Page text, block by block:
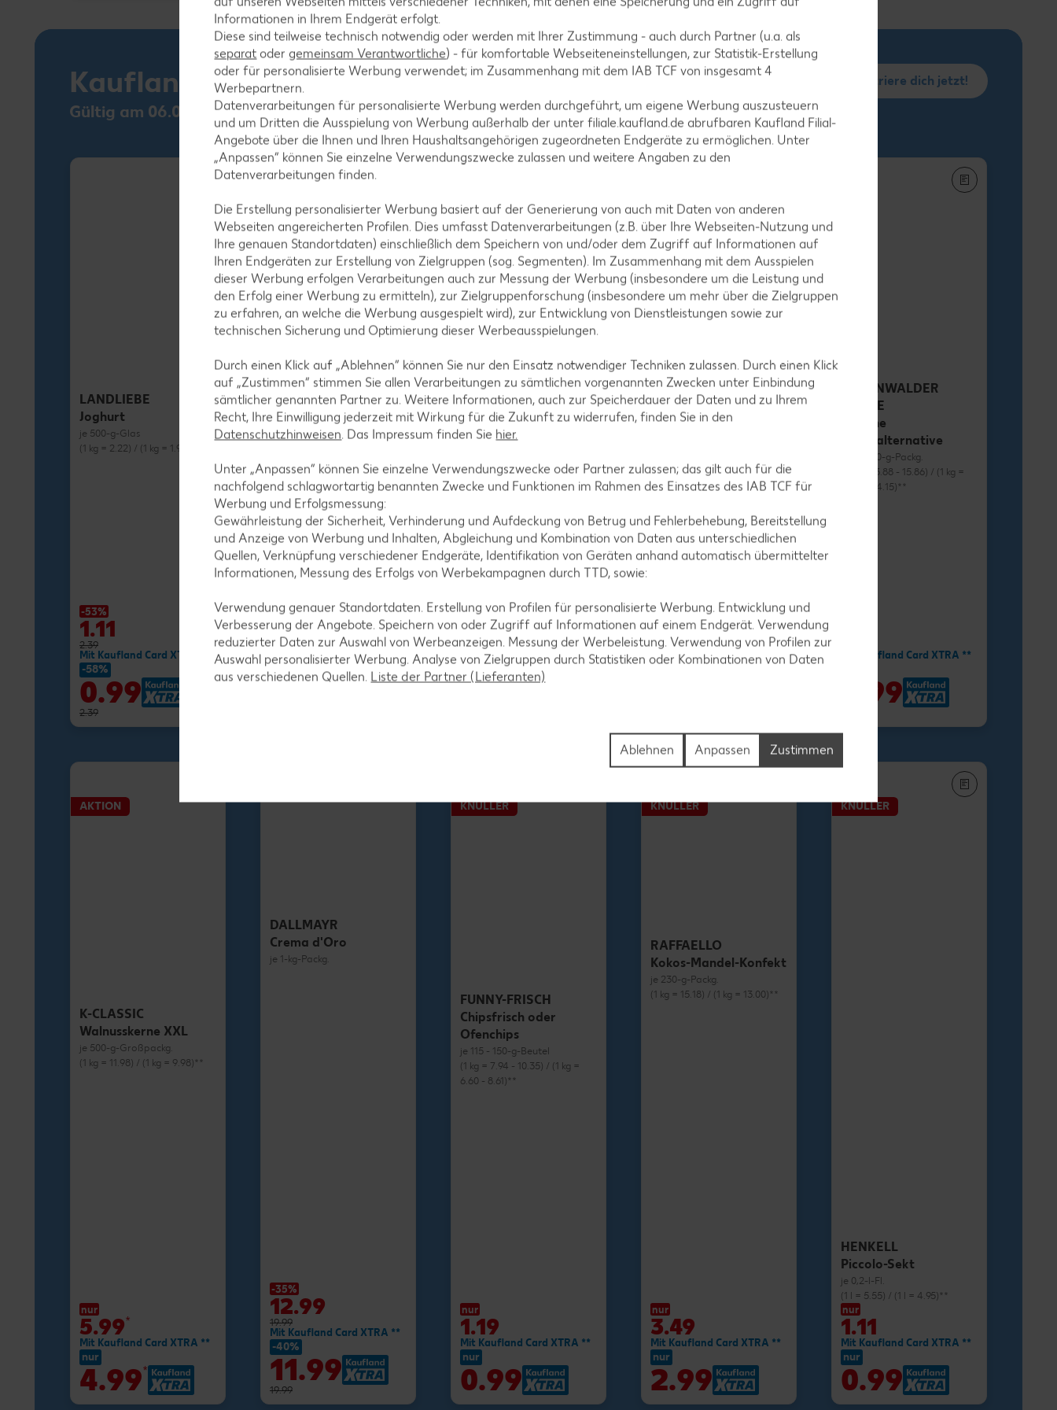
Kaufland Card XTRA
Gültig am 06.08.
Registriere dich jetzt!
LANDLIEBE
Joghurt
je 500-g-Glas
(1 kg = 2.22) / (1 kg = 1.98)**
-53%
1.11
2.39
Mit Kaufland Card XTRA **
-58%
0.99
2.39
MILRAM
Buttermilch-Drink
je 750-g-Fl.
-27%
1.29
1.79
Mit Kaufland Card XTRA **
-37%
1.11
MILRAM
Körniger Frischkäse
je 200-g-Packg.
-23%
1.29
1.69
Mit Kaufland Card XTRA **
-34%
1.11
AKTION
IGLO
Backfisch-Stäbchen
oder Filegro XXL
je 480 - 728-g-Packg.
(1 kg = 6.10 - 9.25) / (1 kg = 5.49
- 8.32)**
nur
4.44*
Mit Kaufland Card XTRA **
RÜGENWALDER
MÜHLE
Vegane
Wurstalternative
je 70 - 80-g-Packg.
(1 kg = 13.88 - 15.86) / (1 kg =
12.38 - 14.15)**
Mit Kaufland Card XTRA **
0.99
AKTION
K-CLASSIC
Walnusskerne XXL
je 500-g-Großpackg.
(1 kg = 11.98) / (1 kg = 9.98)**
nur
5.99*
Mit Kaufland Card XTRA **
nur
4.99*
DALLMAYR
Crema d'Oro
je 1-kg-Packg.
-35%
12.99
19.99
Mit Kaufland Card XTRA **
-40%
11.99
19.99
KNÜLLER
FUNNY-FRISCH
Chipsfrisch oder
Ofenchips
je 115 - 150-g-Beutel
(1 kg = 7.94 - 10.35) / (1 kg =
6.60 - 8.61)**
nur
1.19
Mit Kaufland Card XTRA **
nur
0.99
KNÜLLER
RAFFAELLO
Kokos-Mandel-Konfekt
je 230-g-Packg.
(1 kg = 15.18) / (1 kg = 13.00)**
nur
3.49
Mit Kaufland Card XTRA **
nur
2.99
KNÜLLER
HENKELL
Piccolo-Sekt
je 0,2-l-Fl.
(1 l = 5.55) / (1 l = 4.95)**
nur
1.11
Mit Kaufland Card XTRA **
nur
0.99
Informationen in Ihrem Endgerät erfolgt.
Diese sind teilweise technisch notwendig oder werden mit Ihrer Zustimmung - auch durch Partner (u.a. als
separat oder gemeinsam Verantwortliche) - für komfortable Webseiteneinstellungen, zur Statistik-Erstellung
oder für personalisierte Werbung verwendet; im Zusammenhang mit dem IAB TCF von insgesamt4
Werbepartnern.
Datenverarbeitungen für personalisierte Werbung werden durchgeführt, um eigene Werbung auszusteuern
und um Dritten die Ausspielung von Werbung außerhalb der unter filiale.kaufland.de abrufbaren Kaufland Filial-
Angebote über die Ihnen und Ihren Haushaltsangehörigen zugeordneten Endgeräte zu ermöglichen. Unter
„Anpassen“ können Sie einzelne Verwendungszwecke zulassen und weitere Angaben zu den
Datenverarbeitungen finden.
Die Erstellung personalisierter Werbung basiert auf der Generierung von auch mit Daten von anderen
Webseiten angereicherten Profilen. Dies umfasst Datenverarbeitungen (z.B. über Ihre Webseiten-Nutzung und
Ihre genauen Standortdaten) einschließlich dem Speichern von und/oder dem Zugriff auf Informationen auf
Ihren Endgeräten zur Erstellung von Zielgruppen (sog. Segmenten). Im Zusammenhang mit dem Ausspielen
dieser Werbung erfolgen Verarbeitungen auch zur Messung der Werbung (insbesondere um die Leistung und
den Erfolg einer Werbung zu ermitteln), zur Zielgruppenforschung (insbesondere um mehr über die Zielgruppen
zu erfahren, an welche die Werbung ausgespielt wird), zur Entwicklung von Dienstleistungen sowie zur
technischen Sicherung und Optimierung dieser Werbeausspielungen.
Durch einen Klick auf „Ablehnen“ können Sie nur den Einsatz notwendiger Techniken zulassen. Durch einen Klick
auf „Zustimmen“ stimmen Sie allen Verarbeitungen zu sämtlichen vorgenannten Zwecken unter Einbindung
sämtlicher genannten Partner zu. Weitere Informationen, auch zur Speicherdauer der Daten und zu Ihrem
Recht, Ihre Einwilligung jederzeit mit Wirkung für die Zukunft zu widerrufen, finden Sie in den
Datenschutzhinweisen. Das Impressum finden Sie hier.
Unter „Anpassen“ können Sie einzelne Verwendungszwecke oder Partner zulassen; das gilt auch für die
nachfolgend schlagwortartig benannten Zwecke und Funktionen im Rahmen des Einsatzes des IAB TCF für
Werbung und Erfolgsmessung:
Gewährleistung der Sicherheit, Verhinderung und Aufdeckung von Betrug und Fehlerbehebung, Bereitstellung
und Anzeige von Werbung und Inhalten, Abgleichung und Kombination von Daten aus unterschiedlichen
Quellen, Verknüpfung verschiedener Endgeräte, Identifikation von Geräten anhand automatisch übermittelter
Informationen, Messung des Erfolgs von Werbekampagnen durch TTD, sowie:
Verwendung genauer Standortdaten. Erstellung von Profilen für personalisierte Werbung. Entwicklung und
Verbesserung der Angebote. Speichern von oder Zugriff auf Informationen auf einem Endgerät. Verwendung
reduzierter Daten zur Auswahl von Werbeanzeigen. Messung der Werbeleistung. Verwendung von Profilen zur
Auswahl personalisierter Werbung. Analyse von Zielgruppen durch Statistiken oder Kombinationen von Daten
aus verschiedenen Quellen. Liste der Partner (Lieferanten)
Zustimmen
Anpassen
Ablehnen